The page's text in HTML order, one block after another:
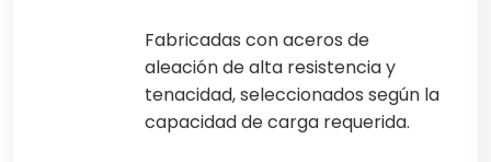
Fabricadas con aceros de
aleación de alta resistencia y
tenacidad, seleccionados según la
capacidad de carga requerida.